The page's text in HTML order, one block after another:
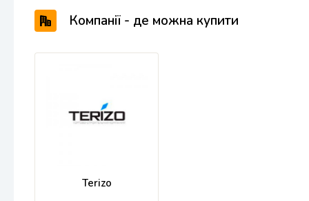
Компанії - де можна купити
Terizo